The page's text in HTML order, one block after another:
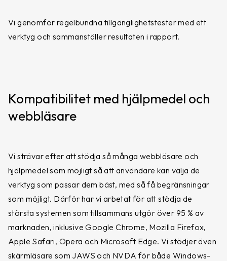
Vi genomför regelbundna tillgänglighetstester med ett
verktyg och sammanställer resultaten i rapport.
Kompatibilitet med hjälpmedel och
webbläsare
Vi strävar efter att stödja så många webbläsare och
hjälpmedel som möjligt så att användare kan välja de
verktyg som passar dem bäst, med så få begränsningar
som möjligt. Därför har vi arbetat för att stödja de
största systemen som tillsammans utgör över 95 % av
marknaden, inklusive Google Chrome, Mozilla Firefox,
Apple Safari, Opera och Microsoft Edge. Vi stödjer även
skärmläsare som JAWS och NVDA för både Windows-